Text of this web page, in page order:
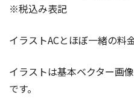
※税込み表記
イラストACとほぼ一緒の料
イラストは基本ベクター画
です。